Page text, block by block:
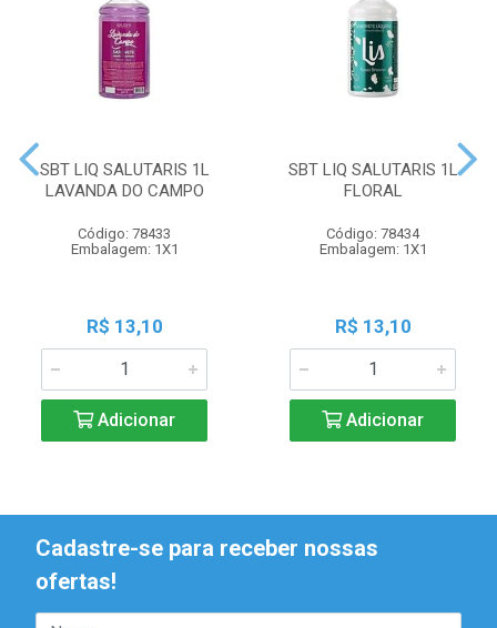
SBT LIQ SALUTARIS 1L
LAVANDA DO CAMPO
Código: 78433
Embalagem: 1X1
R$ 13,10
Adicionar
SBT LIQ SALUTARIS 1L
FLORAL
Código: 78434
Embalagem: 1X1
R$ 13,10
Adicionar
Cadastre-se para receber nossas
ofertas!